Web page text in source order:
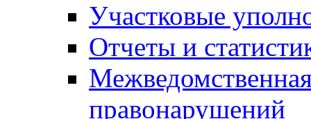
Участковые
Отчеты и
правонарушений